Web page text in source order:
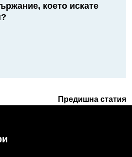
което искате
Предишна статия